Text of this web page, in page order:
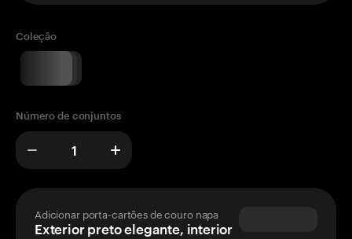
Coleção
Número de conjuntos
Adicionar porta-cartões de couro napa
Exterior preto elegante, interior